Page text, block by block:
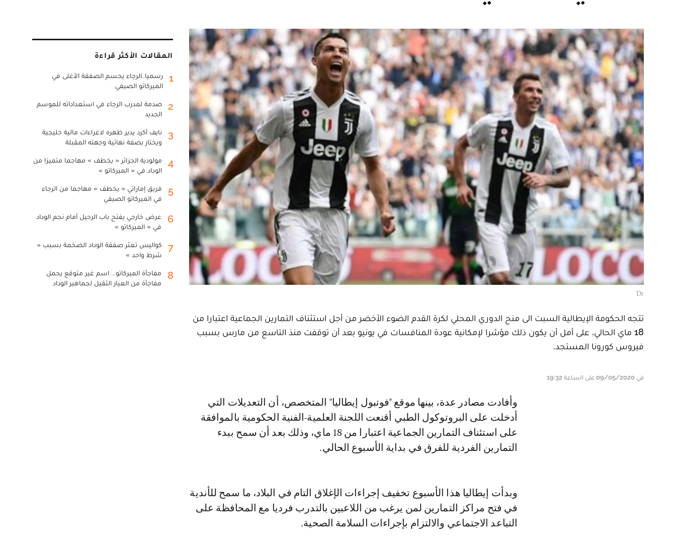
Dr
تتجه الحكومة الإيطالية السبت الى منح الدوري المحلي لكرة القدم الضوء الأخضر من أجل استئناف التمارين الجماعية اعتبارا من
18 ماي الحالي، على أمل أن يكون ذلك مؤشرا لإمكانية عودة المنافسات في يونيو بعد أن توقفت منذ التاسع من مارس بسبب
فيروس كورونا المستجد.
في 09/05/2020 على الساعة 19:32
وأفادت مصادر عدة، بينها موقع "فوتبول إيطاليا" المتخصص، أن التعديلات التي
أدخلت على البروتوكول الطبي أقنعت اللجنة العلمية-الفنية الحكومية بالموافقة
على استئناف التمارين الجماعية اعتبارا من 18 ماي، وذلك بعد أن سمح ببدء
التمارين الفردية للفرق في بداية الأسبوع الحالي.
وبدأت إيطاليا هذا الأسبوع تخفيف إجراءات الإغلاق التام في البلاد، ما سمح للأندية
في فتح مراكز التمارين لمن يرغب من اللاعبين بالتدرب فرديا مع المحافظة على
التباعد الاجتماعي والالتزام بإجراءات السلامة الصحية.
المقالات الأكثر قراءة
1
رسميا..الرجاء يحسم الصفقة الأغلى في
الميركاتو الصيفي
2
صدمة لمدرب الرجاء في استعداداته للموسم
الجديد
3
نايف أكرد يدير ظهره لاغراءات مالية خليجية
ويختار بصفة نهائية وجهته المقبلة
4
مولودية الجزائر « يخطف » مهاجما متميزا من
الوداد في « الميركاتو »
5
فريق إماراتي « يخطف » مهاجما من الرجاء
في الميركاتو الصيفي
6
عرض خارجي يفتح باب الرحيل أمام نجم الوداد
في « الميركاتو »
7
كواليس تعثر صفقة الوداد الضخمة بسبب «
شرط واحد »
8
مفاجأة الميركاتو... اسم غير متوقع يحمل
مفاجأة من العيار الثقيل لجماهير الوداد